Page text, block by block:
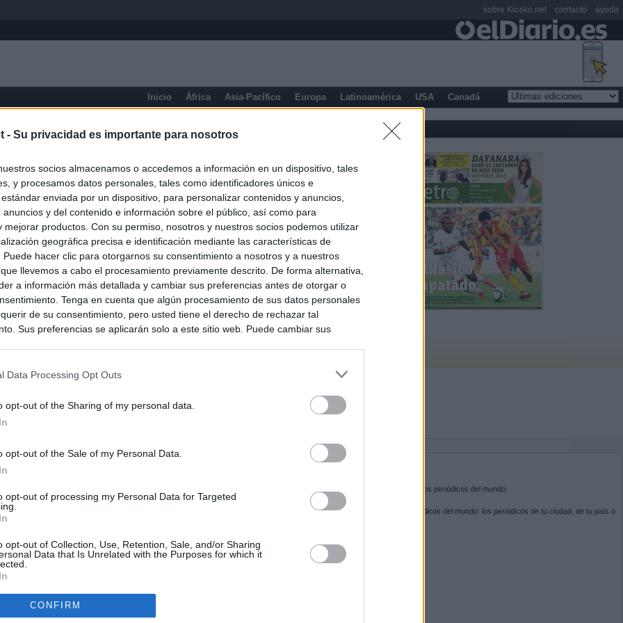
- Su privacidad es importante para nosotros
socios almacenamos o accedemos a información en un dispositivo, tales
y procesamos datos personales, tales como identificadores únicos e
enviada por un dispositivo, para personalizar contenidos y anuncios,
anuncios y del contenido e información sobre el público, así como para
mejorar productos. Con su permiso, nosotros y nuestros socios podemos utilizar
geográfica precisa e identificación mediante las características de
Puede hacer clic para otorgarnos su consentimiento a nosotros y a nuestros
llevemos a cabo el procesamiento previamente descrito. De forma alternativa,
a información más detallada y cambiar sus preferencias antes de otorgar o
Tenga en cuenta que algún procesamiento de sus datos personales
de su consentimiento, pero usted tiene el derecho de rechazar tal
Sus preferencias se aplicarán solo a este sitio web. Puede cambiar sus
Data Processing Opt Outs
opt-out of the Sharing of my personal data.
opt-out of the Sale of my Personal Data.
opt-out of processing my Personal Data for Targeted
opt-out of Collection, Use, Retention, Sale, and/or Sharing
Data that Is Unrelated with the Purposes for which it
CONFIRM
Inicio África Asia-Pacífico Europa Latinoamérica USA Canadá
un ultimátum a Italia: o levanta los controles a viajeros de
"medidas proporcionales"
15 de agosto: "No aceptamos imposiciones"
el intento del PP de que los ministros acudan al Senado en
de Ceuta
SOBRE KIOSKO.NET
es la puerta de entrada a los periódicos del mundo.
Navega por las portadas de los periódicos del mundo: los periódicos de tu ciudad, de tu país o
SÍGUENOS
sobre Kiosko.net contacto ayuda